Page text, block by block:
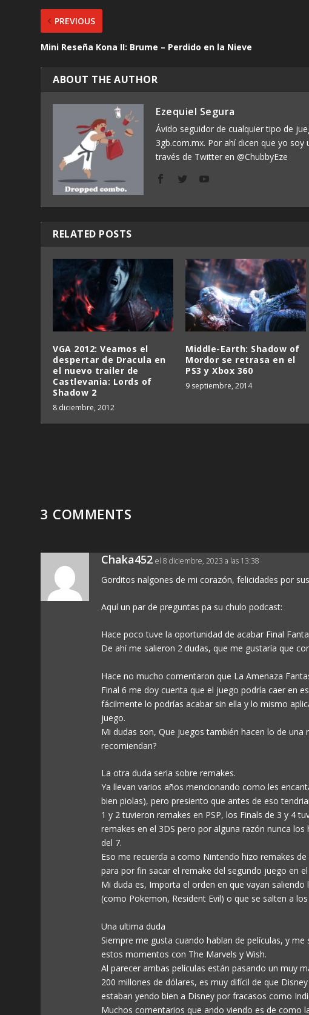
PREVIOUS
Mini Reseña Kona II: Brume – Perdido en la Nieve
ABOUT THE AUTHOR
Ezequiel Segura
Ávido seguidor de cualquier tipo de
3gb.com.mx. Por ahí dicen que yo
través de Twitter en @ChubbyEze
RELATED POSTS
VGA 2012: Veamos el
despertar de Dracula en
el nuevo trailer de
Castlevania: Lords of
Shadow 2
8 diciembre, 2012
Middle-Earth: Shadow of
Mordor se retrasa en el
PS3 y Xbox 360
9 septiembre, 2014
3 COMMENTS
Chaka452 el 8 diciembre, 2023 a las 13:38
Gorditos nalgones de mi corazón, felicidades por
Aquí un par de preguntas pa su chulo podcast:
Hace poco tuve la oportunidad de acabar Final
De ahí me salieron 2 dudas, que me gustaría que
Hace no mucho comentaron que La Amenaza
Final 6 me doy cuenta que el juego podría caer en
fácilmente lo podrías acabar sin ella y lo mismo
juego.
Mi dudas son, Que juegos también hacen lo de
recomiendan?
La otra duda seria sobre remakes.
Ya llevan varios años mencionando como les
bien piolas), pero presiento que antes de eso
1 y 2 tuvieron remakes en PSP, los Finals de 3 y 4
remakes en el 3DS pero por alguna razón nunca
del 7.
Eso me recuerda a como Nintendo hizo remakes
para por fin sacar el remake del segundo juego en el
Mi duda es, Importa el orden en que vayan
(como Pokemon, Resident Evil) o que se salten a
Una ultima duda
Siempre me gusta cuando hablan de películas, y
estos momentos con The Marvels y Wish.
Al parecer ambas películas están pasando un muy
200 millones de dólares, es muy difícil de que
estaban yendo bien a Disney por fracasos como
Muchos comentarios que ando viendo es de como